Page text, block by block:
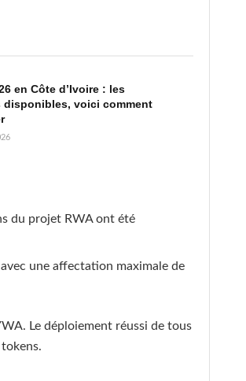
en Côte d’Ivoire : les
disponibles, voici comment
du projet RWA ont été
une affectation maximale de
Le déploiement réussi de tous